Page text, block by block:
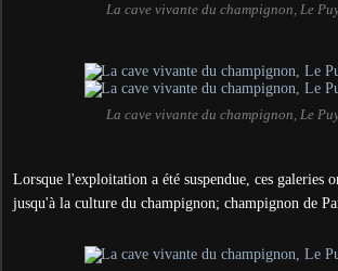
La cave vivante du champignon, Le
La cave vivante du champignon, Le
Lorsque l'exploitation a été suspendue, ces galeries
jusqu'à la culture du champignon; champignon de